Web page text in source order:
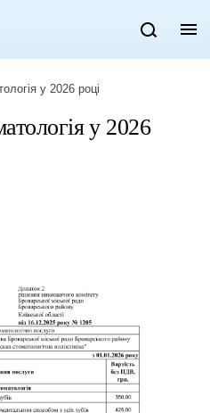
Пошук
у 2026 році
у 2026